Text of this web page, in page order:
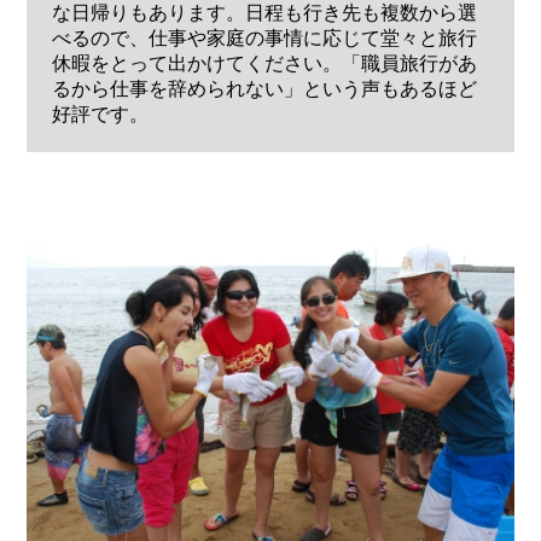
な日帰りもあります。日程も行き先も複数から選
べるので、仕事や家庭の事情に応じて堂々と旅行
休暇をとって出かけてください。「職員旅行があ
るから仕事を辞められない」という声もあるほど
好評です。